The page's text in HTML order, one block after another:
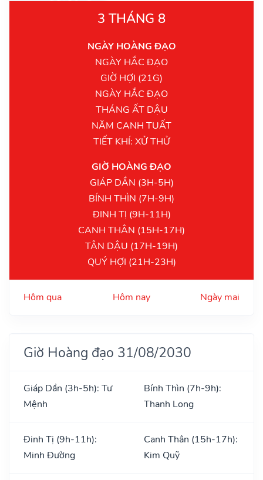
3 THÁNG 8
NGÀY HOÀNG ĐẠO
NGÀY HẮC ĐẠO
GIỜ HỢI (21G)
NGÀY HẮC ĐẠO
THÁNG ẤT DẬU
NĂM CANH TUẤT
TIẾT KHÍ: XỬ THỬ
GIỜ HOÀNG ĐẠO
GIÁP DẦN (3H-5H)
BÍNH THÌN (7H-9H)
ĐINH TỊ (9H-11H)
CANH THÂN (15H-17H)
TÂN DẬU (17H-19H)
QUÝ HỢI (21H-23H)
Hôm qua Hôm nay Ngày mai
Giờ Hoàng đạo 31/08/2030
Giáp Dần (3h-5h): Tư
Mệnh
Bính Thìn (7h-9h):
Thanh Long
Đinh Tị (9h-11h):
Minh Đường
Canh Thân (15h-17h):
Kim Quỹ